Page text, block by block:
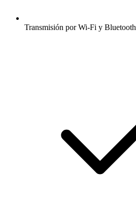
Transmisión por Wi-Fi y Bluetooth